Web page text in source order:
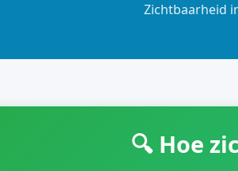
Zichtbaarheid
🔍 Hoe